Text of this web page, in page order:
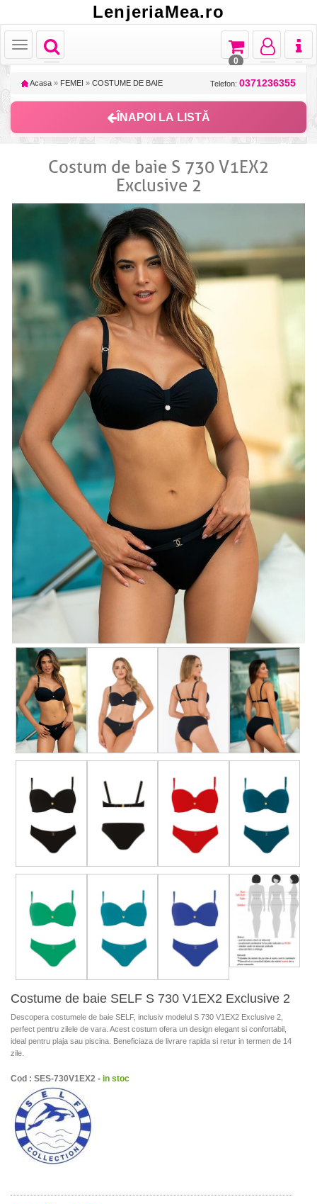
LenjeriaMea.ro
Toggle
navigation
Toggle
Toggle
navigation
Toggle
navigation
Toggle
navigation
0
Acasa » FEMEI » COSTUME DE BAIE Telefon: 0371236355
ÎNAPOI LA LISTĂ
Costum de baie S 730 V1EX2
Exclusive 2
Costume de baie SELF S 730 V1EX2 Exclusive 2
Descopera costumele de baie SELF, inclusiv modelul S 730 V1EX2 Exclusive 2,
perfect pentru zilele de vara. Acest costum ofera un design elegant si confortabil,
ideal pentru plaja sau piscina. Beneficiaza de livrare rapida si retur in termen de 14
zile.
Cod : SES-730V1EX2 - in stoc